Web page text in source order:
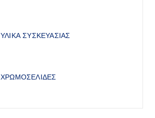
ΥΛΙΚΑ ΣΥΣΚΕΥΑΣΙΑΣ
ΧΡΩΜΟΣΕΛΙΔΕΣ